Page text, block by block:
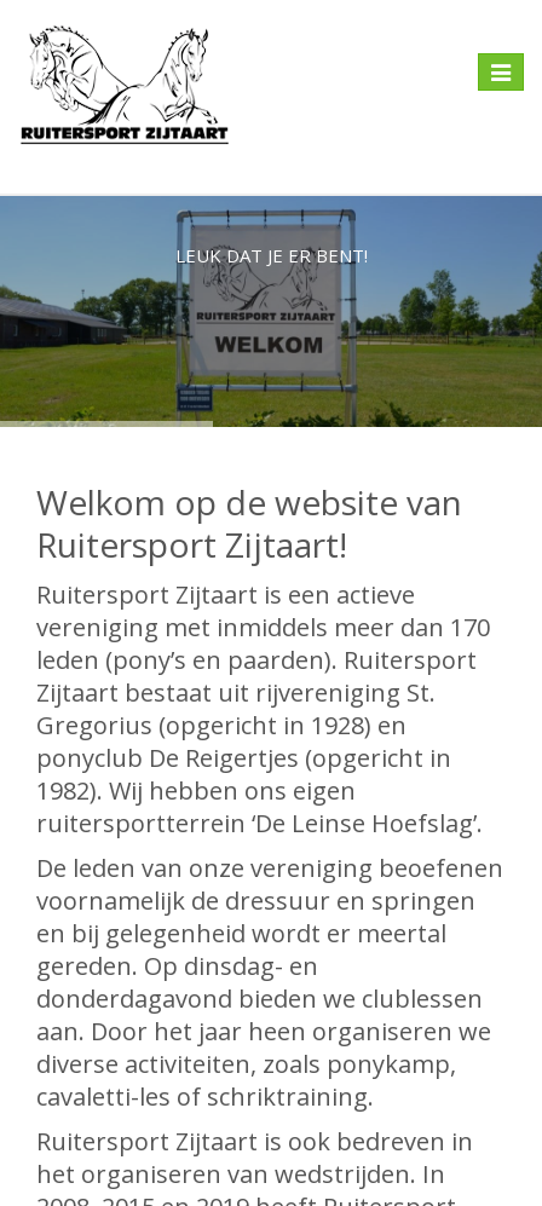
Toggle
LEUK DAT JE ER BENT!
Welkom op de website van
Ruitersport Zijtaart!
Ruitersport Zijtaart is een actieve
vereniging met inmiddels meer dan 170
leden (pony’s en paarden). Ruitersport
Zijtaart bestaat uit rijvereniging St.
Gregorius (opgericht in 1928) en
ponyclub De Reigertjes (opgericht in
1982). Wij hebben ons eigen
ruitersportterrein ‘De Leinse Hoefslag’.
De leden van onze vereniging beoefenen
voornamelijk de dressuur en springen
en bij gelegenheid wordt er meertal
gereden. Op dinsdag- en
donderdagavond bieden we clublessen
aan. Door het jaar heen organiseren we
diverse activiteiten, zoals ponykamp,
cavaletti-les of schriktraining.
Ruitersport Zijtaart is ook bedreven in
het organiseren van wedstrijden. In